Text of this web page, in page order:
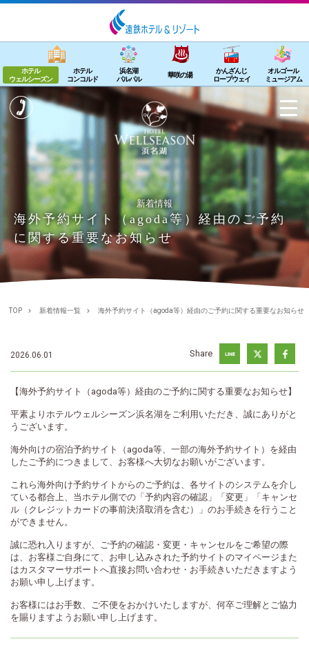
ホテル
ウェルシーズン
ホテル
コンコルド
浜名湖
パルパル
華咲の湯
かんざんじ
ロープウェイ
オルゴール
ミュージアム
新着情報
海外予約サイト（agoda等）経由のご予約
に関する重要なお知らせ
TOP 新着情報一覧 海外予約サイト（agoda等）経由のご予約に関する重要なお知らせ
2026.06.01 Share
【海外予約サイト（agoda等）経由のご予約に関する重要なお知らせ】
平素よりホテルウェルシーズン浜名湖をご利用いただき、誠にありがと
うございます。
海外向けの宿泊予約サイト（agoda等、一部の海外予約サイト）を経由
したご予約につきまして、お客様へ大切なお願いがございます。
これら海外向け予約サイトからのご予約は、各サイトのシステムを介し
ている都合上、当ホテル側での「予約内容の確認」「変更」「キャンセ
ル（クレジットカードの事前決済取消を含む）」のお手続きを行うこと
ができません。
誠に恐れ入りますが、ご予約の確認・変更・キャンセルをご希望の際
は、お客様ご自身にて、お申し込みされた予約サイトのマイページまた
はカスタマーサポートへ直接お問い合わせ・お手続きいただきますよう
お願い申し上げます。
お客様にはお手数、ご不便をおかけいたしますが、何卒ご理解とご協力
を賜りますようお願い申し上げます。